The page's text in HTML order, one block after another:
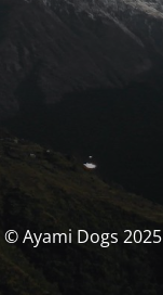
© Ayami Dogs 2025